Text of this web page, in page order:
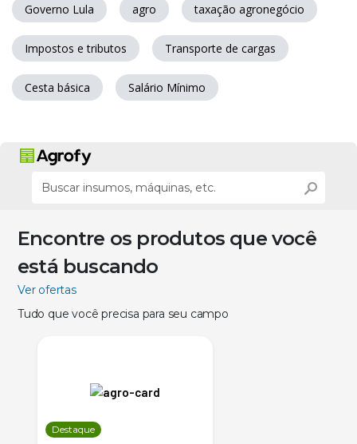
Governo Lula agro taxação agronegócio
Impostos e tributos Transporte de cargas
Cesta básica Salário Mínimo
Encontre os produtos que você
está buscando
Ver ofertas
Tudo que você precisa para seu campo
Destaque